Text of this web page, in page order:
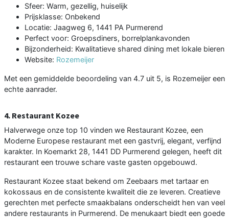
Sfeer: Warm, gezellig, huiselijk
Prijsklasse: Onbekend
Locatie: Jaagweg 6, 1441 PA Purmerend
Perfect voor: Groepsdiners, borrelplankavonden
Bijzonderheid: Kwalitatieve shared dining met lokale bieren
Website: Rozemeijer
Met een gemiddelde beoordeling van 4.7 uit 5, is Rozemeijer een
echte aanrader.
4. Restaurant Kozee
Halverwege onze top 10 vinden we Restaurant Kozee, een
Moderne Europese restaurant met een gastvrij, elegant, verfijnd
karakter. In Koemarkt 28, 1441 DD Purmerend gelegen, heeft dit
restaurant een trouwe schare vaste gasten opgebouwd.
Restaurant Kozee staat bekend om Zeebaars met tartaar en
kokossaus en de consistente kwaliteit die ze leveren. Creatieve
gerechten met perfecte smaakbalans onderscheidt hen van veel
andere restaurants in Purmerend. De menukaart biedt een goede